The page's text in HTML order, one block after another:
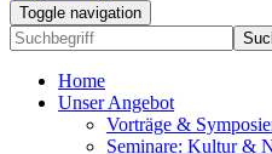
Toggle navigation
Home
Unser Angebot
Vorträge &
Seminare: Kultur &